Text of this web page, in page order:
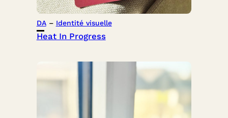
DA – Identité visuelle
Heat In Progress